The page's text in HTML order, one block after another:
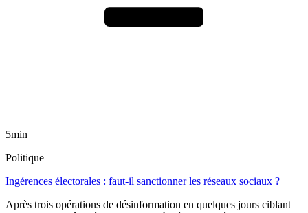
5min
Politique
Ingérences électorales : faut-il sanctionner les réseaux sociaux ?
Après trois opérations de désinformation en quelques jours ciblant